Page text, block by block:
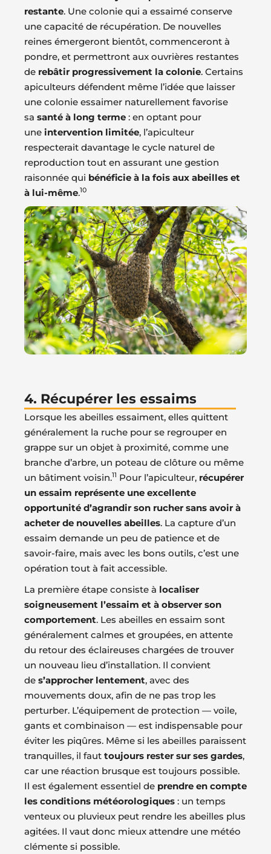
restante. Une colonie qui a essaimé conserve
une capacité de récupération. De nouvelles
reines émergeront bientôt, commenceront à
pondre, et permettront aux ouvrières restantes
de rebâtir progressivement la colonie. Certains
apiculteurs défendent même l’idée que laisser
une colonie essaimer naturellement favorise
sa santé à long terme : en optant pour
une intervention limitée, l’apiculteur
respecterait davantage le cycle naturel de
reproduction tout en assurant une gestion
raisonnée qui bénéficie à la fois aux abeilles et
à lui-même.10
4. Récupérer les essaims
Lorsque les abeilles essaiment, elles quittent
généralement la ruche pour se regrouper en
grappe sur un objet à proximité, comme une
branche d’arbre, un poteau de clôture ou même
un bâtiment voisin.11 Pour l’apiculteur, récupérer
un essaim représente une excellente
opportunité d’agrandir son rucher sans avoir à
acheter de nouvelles abeilles. La capture d’un
essaim demande un peu de patience et de
savoir-faire, mais avec les bons outils, c’est une
opération tout à fait accessible.
La première étape consiste à localiser
soigneusement l’essaim et à observer son
comportement. Les abeilles en essaim sont
généralement calmes et groupées, en attente
du retour des éclaireuses chargées de trouver
un nouveau lieu d’installation. Il convient
de s’approcher lentement, avec des
mouvements doux, afin de ne pas trop les
perturber. L’équipement de protection — voile,
gants et combinaison — est indispensable pour
éviter les piqûres. Même si les abeilles paraissent
tranquilles, il faut toujours rester sur ses gardes,
car une réaction brusque est toujours possible.
Il est également essentiel de prendre en compte
les conditions météorologiques : un temps
venteux ou pluvieux peut rendre les abeilles plus
agitées. Il vaut donc mieux attendre une météo
clémente si possible.